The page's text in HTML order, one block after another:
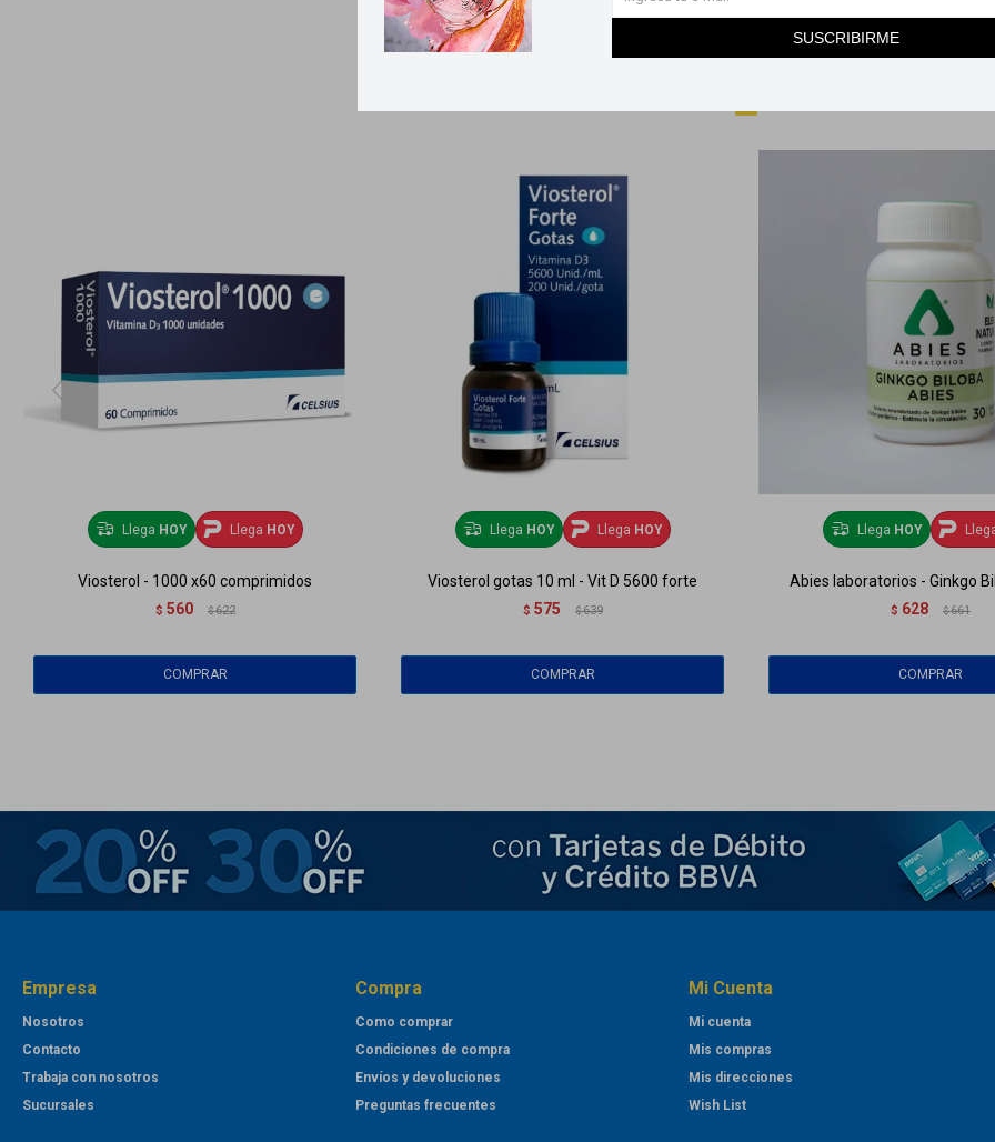
SUSCRIBIRME
Llega HOY Llega HOY
Viosterol - 1000 x60 comprimidos
$ 560 $ 622
Llega HOY Llega HOY
Viosterol gotas 10 ml - Vit D 5600 forte
$ 575 $ 639
Llega HOY
Abies laboratorios - Ginkgo
$ 628 $ 661
Empresa
Nosotros
Contacto
Trabaja con nosotros
Sucursales
Compra
Como comprar
Condiciones de compra
Envíos y devoluciones
Preguntas frecuentes
Mi Cuenta
Mi cuenta
Mis compras
Mis direcciones
Wish List